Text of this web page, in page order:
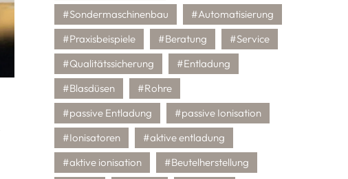
#Sondermaschinenbau
#Automatisierung
#Praxisbeispiele
#Beratung
#Service
#Qualitätssicherung
#Entladung
#Blasdüsen
#Rohre
#passive Entladung
#passive Ionisation
#Ionisatoren
#aktive entladung
#aktive ionisation
#Beutelherstellung